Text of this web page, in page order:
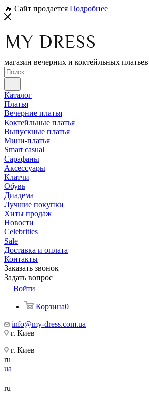
🔥 Сайт продается Подробнее
магазин вечерних и коктейльных платьев
Каталог
Платья
Вечерние платья
Коктейльные платья
Выпускные платья
Мини-платья
Smart casual
Сарафаны
Аксессуары
Клатчи
Обувь
Диадема
Лучшие покупки
Хиты продаж
Новости
Celebrities
Sale
Доставка и оплата
Контакты
Заказать звонок
Задать вопрос
Войти
Корзина0
info@my-dress.com.ua
г. Киев
г. Киев
ru
ua
ru